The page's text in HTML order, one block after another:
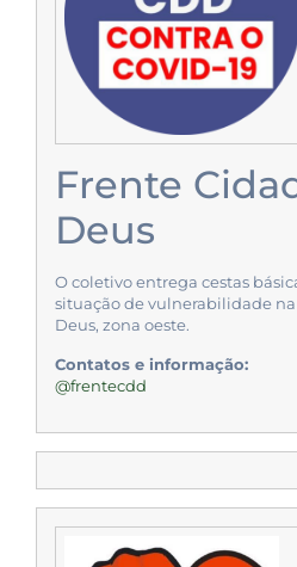
Frente
Deus
O coletivo entrega cestas
situação de vulnerabilidade
Deus, zona oeste.
Contatos e informação:
@frentecdd